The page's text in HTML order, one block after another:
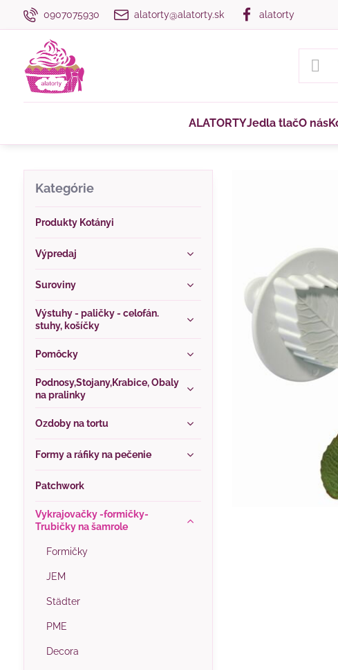
0907075930 alatorty@alatorty.sk alatorty
ALATORTYJedla tlačO nás
Kategórie
Produkty Kotányi
Výpredaj
Suroviny
Výstuhy - paličky - celofán.
stuhy, košíčky
Pomôcky
Podnosy,Stojany,Krabice, Obaly
na pralinky
Ozdoby na tortu
Formy a ráfiky na pečenie
Patchwork
Vykrajovačky -formičky-
Trubičky na šamrole
Formičky
JEM
Städter
PME
Decora